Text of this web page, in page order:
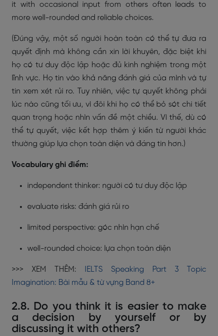
it with occasional input from others often leads to
more well-rounded and reliable choices.
(Đúng vậy, một số người hoàn toàn có thể tự đưa ra
quyết định mà không cần xin lời khuyên, đặc biệt khi
họ có tư duy độc lập hoặc đủ kinh nghiệm trong một
lĩnh vực. Họ tin vào khả năng đánh giá của mình và tự
tin xem xét rủi ro. Tuy nhiên, việc tự quyết không phải
lúc nào cũng tối ưu, vì đôi khi họ có thể bỏ sót chi tiết
quan trọng hoặc nhìn vấn đề một chiều. Vì thế, dù có
thể tự quyết, việc kết hợp thêm ý kiến từ người khác
thường giúp lựa chọn toàn diện và đáng tin hơn.)
Vocabulary ghi điểm:
independent thinker: người có tư duy độc lập
evaluate risks: đánh giá rủi ro
limited perspective: góc nhìn hạn chế
well-rounded choice: lựa chọn toàn diện
>>> XEM THÊM:
IELTS Speaking Part 3 Topic
Imagination: Bài mẫu & từ vựng Band 8+
2.8. Do you think it is easier to make
a decision by yourself or by
discussing it with others?